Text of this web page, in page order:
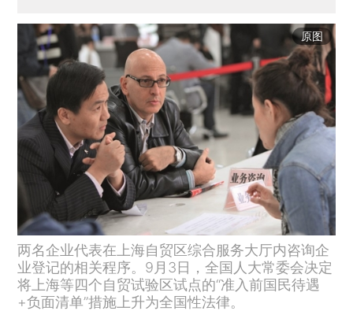
原图
两名企业代表在上海自贸区综合服务大厅内咨询企
业登记的相关程序。9月3日，全国人大常委会决定
将上海等四个自贸试验区试点的“准入前国民待遇
+负面清单”措施上升为全国性法律。